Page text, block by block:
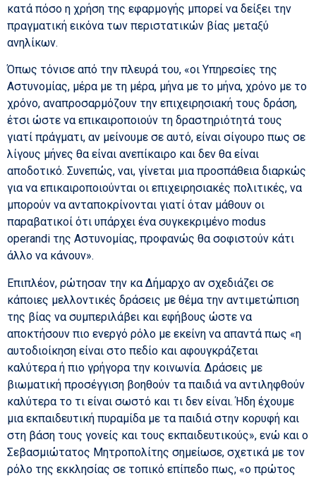
κατά πόσο η χρήση της εφαρμογής μπορεί να δείξει την
πραγματική εικόνα των περιστατικών βίας μεταξύ
ανηλίκων.
Όπως τόνισε από την πλευρά του, «οι Υπηρεσίες της
Αστυνομίας, μέρα με τη μέρα, μήνα με το μήνα, χρόνο με το
χρόνο, αναπροσαρμόζουν την επιχειρησιακή τους δράση,
έτσι ώστε να επικαιροποιούν τη δραστηριότητά τους
γιατί πράγματι, αν μείνουμε σε αυτό, είναι σίγουρο πως σε
λίγους μήνες θα είναι ανεπίκαιρο και δεν θα είναι
αποδοτικό. Συνεπώς, ναι, γίνεται μια προσπάθεια διαρκώς
για να επικαιροποιούνται οι επιχειρησιακές πολιτικές, να
μπορούν να ανταποκρίνονται γιατί όταν μάθουν οι
παραβατικοί ότι υπάρχει ένα συγκεκριμένο modus
operandi της Αστυνομίας, προφανώς θα σοφιστούν κάτι
άλλο να κάνουν».
Επιπλέον, ρώτησαν την κα Δήμαρχο αν σχεδιάζει σε
κάποιες μελλοντικές δράσεις με θέμα την αντιμετώπιση
της βίας να συμπεριλάβει και εφήβους ώστε να
αποκτήσουν πιο ενεργό ρόλο με εκείνη να απαντά πως «η
αυτοδιοίκηση είναι στο πεδίο και αφουγκράζεται
καλύτερα ή πιο γρήγορα την κοινωνία. Δράσεις με
βιωματική προσέγγιση βοηθούν τα παιδιά να αντιληφθούν
καλύτερα το τι είναι σωστό και τι δεν είναι. Ήδη έχουμε
μια εκπαιδευτική πυραμίδα με τα παιδιά στην κορυφή και
στη βάση τους γονείς και τους εκπαιδευτικούς», ενώ και ο
Σεβασμιώτατος Μητροπολίτης σημείωσε, σχετικά με τον
ρόλο της εκκλησίας σε τοπικό επίπεδο πως, «ο πρώτος